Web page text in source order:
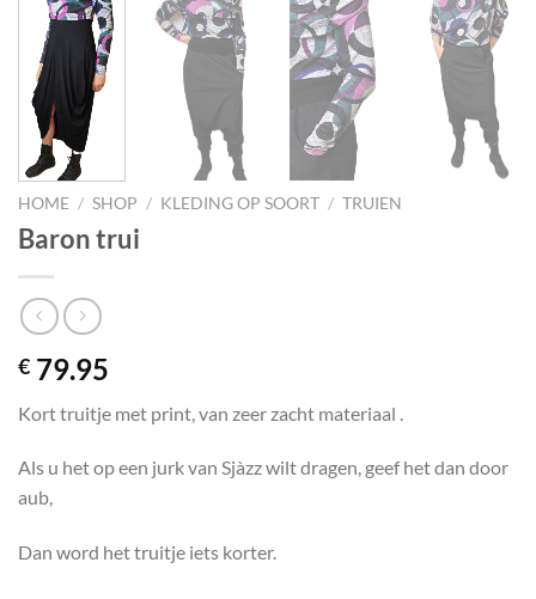
HOME / SHOP / KLEDING OP SOORT / TRUIEN
Baron trui
€ 79.95
Kort truitje met print, van zeer zacht materiaal .
Als u het op een jurk van Sjàzz wilt dragen, geef het dan door
aub,
Dan word het truitje iets korter.